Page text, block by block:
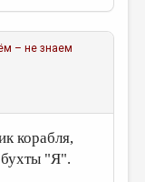
– не знаем
корабля,
бухты "Я".